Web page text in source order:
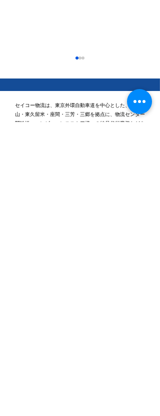
セイコー物流は、東京外環自動車道を中心とした、東村
山・東久留米・座間・三芳・三郷を拠点に、物流センター
間輸送、コンビニエンスストア様への納品代行業務などを